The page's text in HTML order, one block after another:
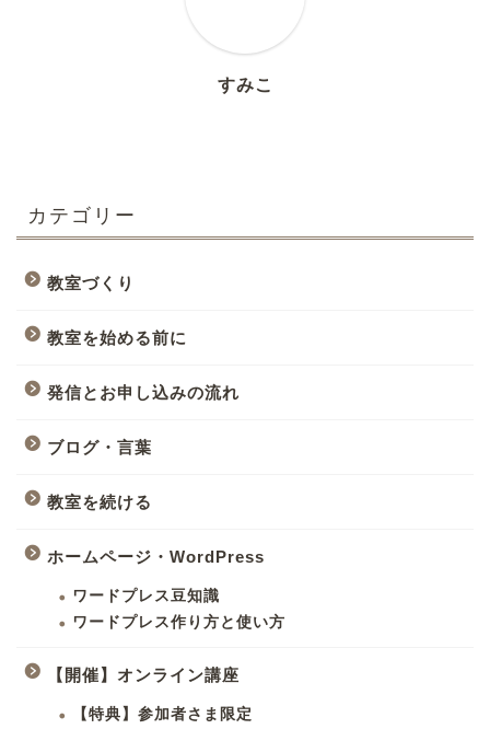
すみこ
カテゴリー
教室づくり
教室を始める前に
発信とお申し込みの流れ
ブログ・言葉
教室を続ける
ホームページ・WordPress
ワードプレス豆知識
ワードプレス作り方と使い方
【開催】オンライン講座
【特典】参加者さま限定